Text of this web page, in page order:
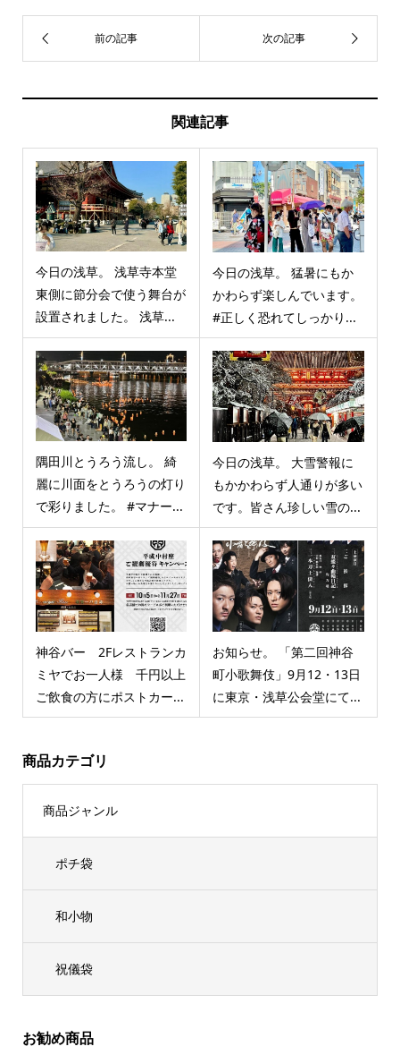
関連記事
今日の浅草。 浅草寺本堂
東側に節分会で使う舞台が
設置されました。 浅草...
今日の浅草。 猛暑にもか
かわらず楽しんでいます。
#正しく恐れてしっかり...
隅田川とうろう流し。 綺
麗に川面をとうろうの灯り
で彩りました。 #マナー...
今日の浅草。 大雪警報に
もかかわらず人通りが多い
です。皆さん珍しい雪の...
神谷バー 2Fレストランカ
ミヤでお一人様 千円以上
ご飲食の方にポストカー...
お知らせ。 「第二回神谷
町小歌舞伎」9月12・13日
に東京・浅草公会堂にて...
商品カテゴリ
商品ジャンル
ポチ袋
和小物
祝儀袋
お勧め商品